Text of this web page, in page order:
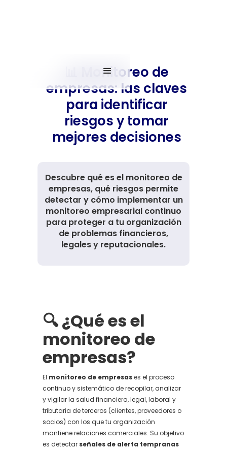
📊 Monitoreo de
empresas: las claves
para identificar
riesgos y tomar
mejores decisiones
Descubre qué es el monitoreo de
empresas, qué riesgos permite
detectar y cómo implementar un
monitoreo empresarial continuo
para proteger a tu organización
de problemas financieros,
legales y reputacionales.
🔍 ¿Qué es el
monitoreo de
empresas?
El monitoreo de empresases el proceso
continuo y sistemático de recopilar, analizar
y vigilar la salud financiera, legal, laboral y
tributaria de terceros (clientes, proveedores o
socios) con los que tu organización
mantiene relaciones comerciales. Su objetivo
es detectar señales de alerta tempranas